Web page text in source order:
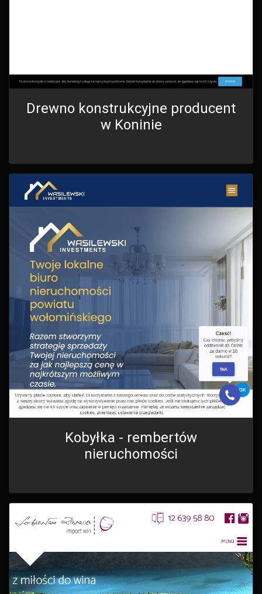
Drewno konstrukcyjne producent
w Koninie
Kobyłka - rembertów
nieruchomości